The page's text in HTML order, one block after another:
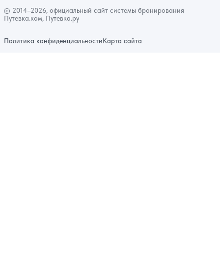
© 2014–2026, официальный сайт системы бронирования
Путевка.ком, Путевка.ру
Политика конфиденциальностиКарта сайта